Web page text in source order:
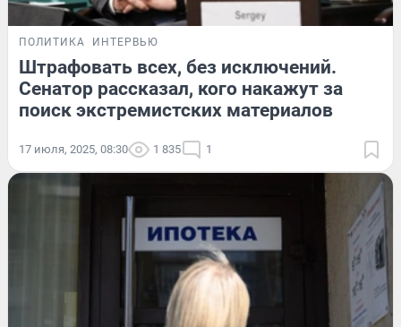
ПОЛИТИКА ИНТЕРВЬЮ
Штрафовать всех, без исключений.
Сенатор рассказал, кого накажут за
поиск экстремистских материалов
17 июля, 2025, 08:30 1 835 1